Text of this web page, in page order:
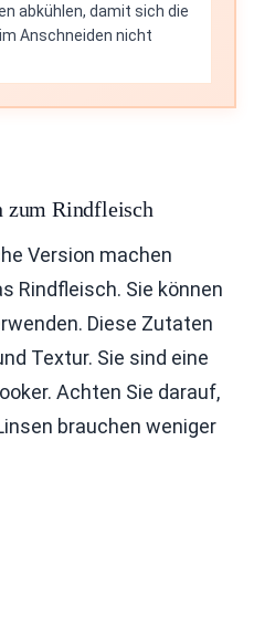
abkühlen, damit sich die
Anschneiden nicht
zum Rindfleisch
Version machen
Rindfleisch. Sie können
Diese Zutaten
Textur. Sie sind eine
Achten Sie darauf,
brauchen weniger